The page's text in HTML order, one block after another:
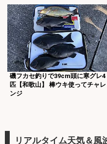
磯フカセ釣りで39cm頭に寒グレ4
匹【和歌山】 棒ウキ使ってチャレ
ンジ
リアルタイム天気＆風